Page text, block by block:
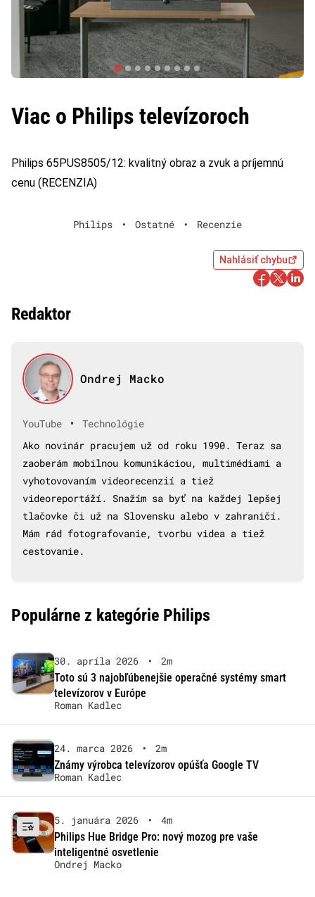
Viac o Philips televízoroch
Philips 65PUS8505/12: kvalitný obraz a zvuk a príjemnú
cenu (RECENZIA)
Philips • Ostatné • Recenzie
Nahlásiť chybu
Redaktor
Ondrej Macko
YouTube •
Technológie
Ako novinár pracujem už od roku 1990. Teraz sa
zaoberám mobilnou komunikáciou, multimédiami a
vyhotovovaním videorecenzií a tiež
videoreportáží. Snažím sa byť na každej lepšej
tlačovke či už na Slovensku alebo v zahraničí.
Mám rád fotografovanie, tvorbu videa a tiež
cestovanie.
Populárne z kategórie Philips
30. apríla 2026 •
2m
Toto sú 3 najobľúbenejšie operačné systémy smart
televízorov v Európe
Roman Kadlec
24. marca 2026 •
2m
Známy výrobca televízorov opúšťa Google TV
Roman Kadlec
5. januára 2026 •
4m
Philips Hue Bridge Pro: nový mozog pre vaše
inteligentné osvetlenie
Ondrej Macko